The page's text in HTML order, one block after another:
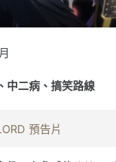
中二病、搞笑路線
預告片